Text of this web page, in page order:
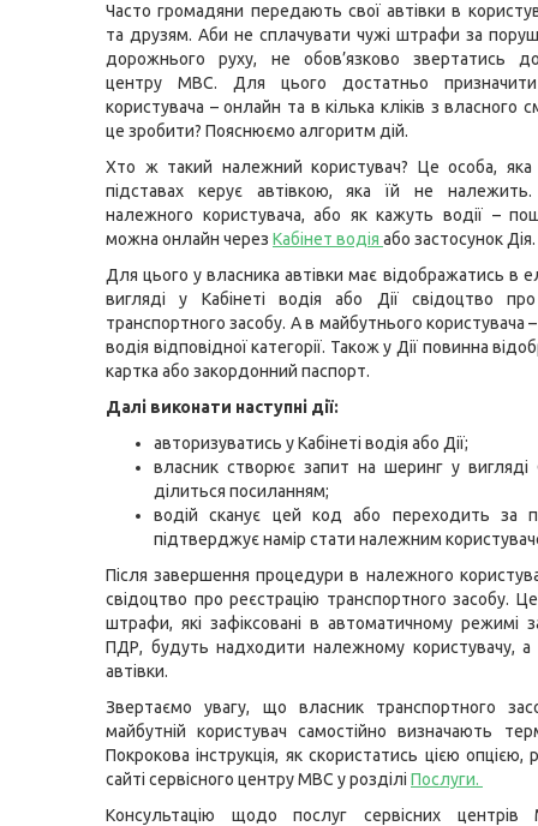
Часто громадяни передають свої автівки в
та друзям. Аби не сплачувати чужі штрафи за
дорожнього руху, не обов’язково звертатись
центру МВС. Для цього достатньо
користувача – онлайн та в кілька кліків з власного
це зробити? Пояснюємо алгоритм дій.
Хто ж такий належний користувач? Це особа, яка
підставах керує автівкою, яка їй не належить.
належного користувача, або як кажуть водії –
можна онлайн через Кабінет водія або застосунок Дія.
Для цього у власника автівки має відображатись в
вигляді у Кабінеті водія або Дії свідоцтво
транспортного засобу. А в майбутнього користувача
водія відповідної категорії. Також у Дії повинна
картка або закордонний паспорт.
Далі виконати наступні дії:
авторизуватись у Кабінеті водія або Дії;
власник створює запит на шеринг у вигляді
ділиться посиланням;
водій сканує цей код або переходить за
підтверджує намір стати належним
Після завершення процедури в належного
свідоцтво про реєстрацію транспортного засобу.
штрафи, які зафіксовані в автоматичному режимі
ПДР, будуть надходити належному користувачу, а
автівки.
Звертаємо увагу, що власник транспортного
майбутній користувач самостійно визначають
Покрокова інструкція, як скористатись цією опцією,
сайті сервісного центру МВС у розділі Послуги.
Консультацію щодо послуг сервісних